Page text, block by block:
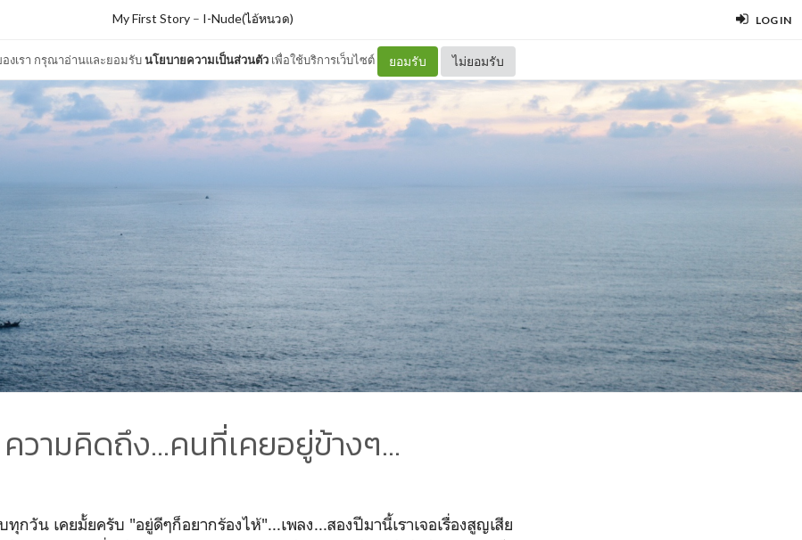
LOG IN
งเรา กรุณาอ่านและยอมรับนโยบายความเป็นส่วนตัว เพื่อใช้บริการเว็บไซต์ ยอมรับ ไม่ยอมรับ
My First Story– I-Nude(ไอ้หนวด)
ความคิดถึง...คนที่เคยอยู่ข้างๆ...
กวัน เคยมั้ยครับ "อยู่ดีๆก็อยากร้องไห้"...เพลง...สองปีมานี้เราเจอเรื่องสูญเสีย